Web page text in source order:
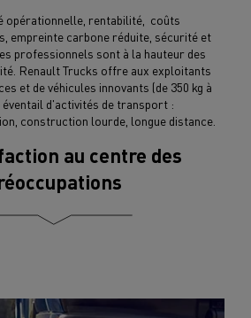
opérationnelle, rentabilité, coûts
empreinte carbone réduite, sécurité et
professionnels sont à la hauteur des
Renault Trucks offre aux exploitants
et de véhicules innovants (de 350 kg à
éventail d'activités de transport :
construction lourde, longue distance.
au centre des